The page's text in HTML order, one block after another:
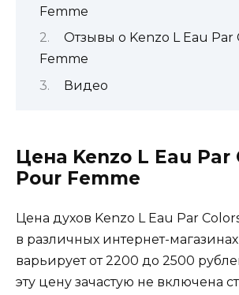
Femme
Отзывы о Kenzo L Eau Par
Femme
Видео
Цена Kenzo L Eau Par
Pour Femme
Цена духов Kenzo L Eau Par
в различных интернет-
варьирует от 2200 до 2500
эту цену зачастую не включена